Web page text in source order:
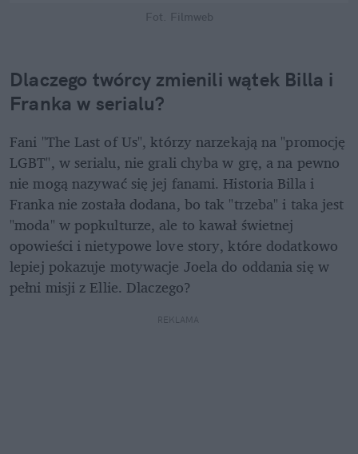
Fot. Filmweb
Dlaczego twórcy zmienili wątek Billa i
Franka w serialu?
Fani "The Last of Us", którzy narzekają na "promocję
LGBT", w serialu, nie grali chyba w grę, a na pewno
nie mogą nazywać się jej fanami. Historia Billa i
Franka nie została dodana, bo tak "trzeba" i taka jest
"moda" w popkulturze, ale to kawał świetnej
opowieści i nietypowe love story, które dodatkowo
lepiej pokazuje motywacje Joela do oddania się w
pełni misji z Ellie. Dlaczego?
REKLAMA